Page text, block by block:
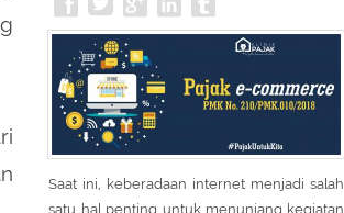
Saat ini, keberadaan internet menjadi salah
satu hal penting untuk menunjang kegiatan